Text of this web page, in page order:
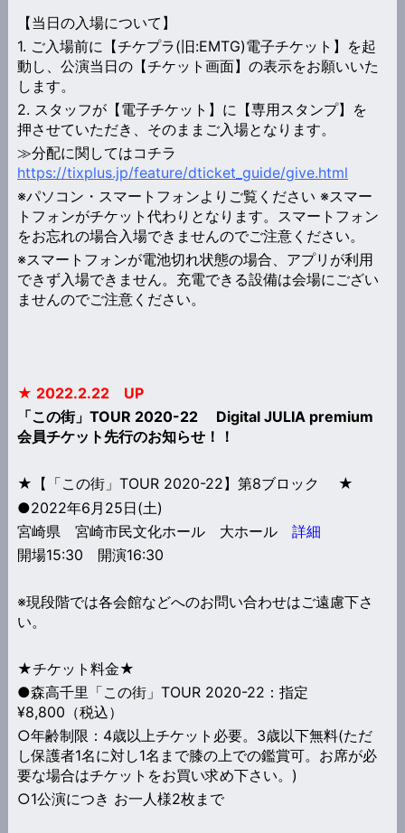
【当日の入場について】
1. ご入場前に【チケプラ(旧:EMTG)電子チケット】を起
動し、公演当日の【チケット画面】の表示をお願いいた
します。
2. スタッフが【電子チケット】に【専用スタンプ】を
押させていただき、そのままご入場となります。
≫分配に関してはコチラ
https://tixplus.jp/feature/dticket_guide/give.html
※パソコン・スマートフォンよりご覧ください ※スマー
トフォンがチケット代わりとなります。スマートフォン
をお忘れの場合入場できませんのでご注意ください。
※スマートフォンが電池切れ状態の場合、アプリが利用
できず入場できません。充電できる設備は会場にござい
ませんのでご注意ください。
★ 2022.2.22 UP
「この街」TOUR 2020-22 Digital JULIA premium
会員チケット先行のお知らせ！！
★【「この街」TOUR 2020-22】 第8ブロック ★
●2022年6月25日(土)
宮崎県 宮崎市民文化ホール 大ホール 詳細
開場15:30 開演16:30
※現段階では各会館などへのお問い合わせはご遠慮下さ
い。
★チケット料金★
●森高千里「この街」TOUR 2020-22：指定
¥8,800（税込）
○年齢制限：4歳以上チケット必要。3歳以下無料(ただ
し保護者1名に対し1名まで膝の上での鑑賞可。お席が必
要な場合はチケットをお買い求め下さい。)
○1公演につき お一人様2枚まで